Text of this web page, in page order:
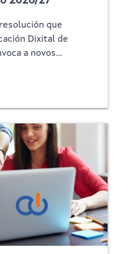
que
Dixital de
a novos…